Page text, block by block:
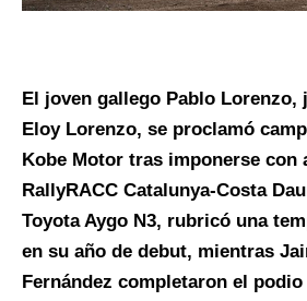
El joven gallego Pablo
Eloy Lorenzo, se proclamó
Kobe Motor tras imponerse con
RallyRACC Catalunya-Costa
Toyota Aygo N3, rubricó una
en su año de debut, mientras
Fernández completaron el podio